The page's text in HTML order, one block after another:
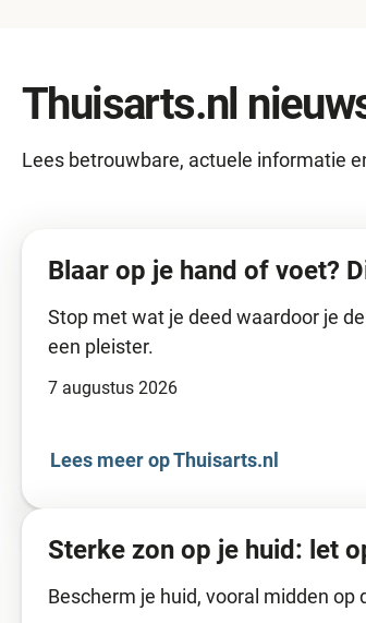
Thuisarts.nl
Lees betrouwbare, actuele informatie
Blaar op je hand of voet?
7 augustus 2026
Stop met wat je deed waardoor je
een pleister.
Lees meer op Thuisarts.nl
Sterke zon op je huid: let
Bescherm je huid, vooral midden op